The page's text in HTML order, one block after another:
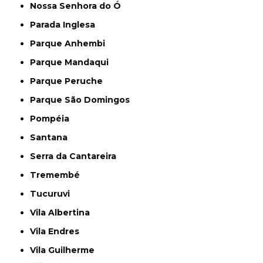
Nossa Senhora do Ó
Parada Inglesa
Parque Anhembi
Parque Mandaqui
Parque Peruche
Parque São Domingos
Pompéia
Santana
Serra da Cantareira
Tremembé
Tucuruvi
Vila Albertina
Vila Endres
Vila Guilherme